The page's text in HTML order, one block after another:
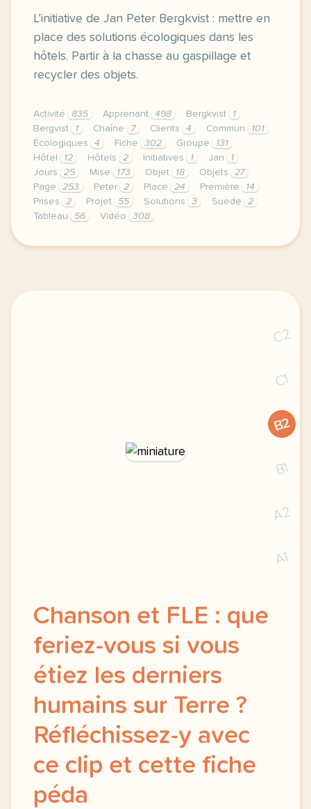
L’initiative de Jan Peter Bergkvist : mettre en
place des solutions écologiques dans les
hôtels. Partir à la chasse au gaspillage et
recycler des objets.
Activité 835 Apprenant 498 Bergkvist
1
Bergvist
1 Chaîne 7 Clients 4 Commun
101
Écologiques
4 Fiche 302 Groupe
131
Hôtel
12 Hôtels 2 Initiatives 1 Jan
1
Jours
25 Mise 173 Objet 18 Objets
27
Page
253 Peter 2 Place 24 Première
14
Prises
2 Projet 55 Solutions 3 Suède
2
Tableau
56 Vidéo 308
le respect de votre vie privee est une priorite
C2
C1
B2
B1
A2
A1
Chanson et FLE : que
feriez-vous si vous
étiez les derniers
humains sur Terre ?
Réfléchissez-y avec
ce clip et cette fiche
péda